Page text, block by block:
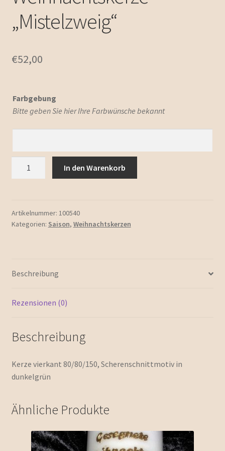
„Mistelzweig“
€52,00
Farbgebung
Bitte geben Sie hier Ihre Farbwünsche bekannt
In den Warenkorb
Artikelnummer: 100540
Kategorien: Saison, Weihnachtskerzen
Beschreibung
Rezensionen (0)
Beschreibung
Kerze vierkant 80/80/150, Scherenschnittmotiv in
dunkelgrün
Ähnliche Produkte